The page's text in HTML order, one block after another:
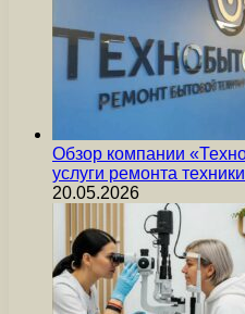
Обзор компании
услуги ремонта
20.05.2026